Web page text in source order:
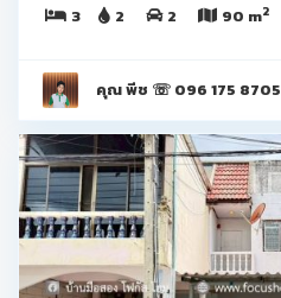
3 2 2 90 m2
คุณ พีช ☏ 096 175 8705